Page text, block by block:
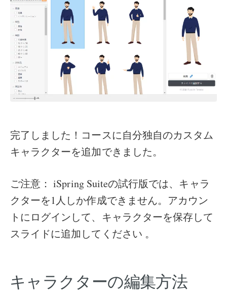
完了しました！コースに自分独自のカスタム
キャラクターを追加できました。
ご注意： iSpring Suiteの試行版では、キャラ
クターを1人しか作成できません。アカウン
トにログインして、キャラクターを保存して
スライドに追加してください 。
キャラクターの編集方法